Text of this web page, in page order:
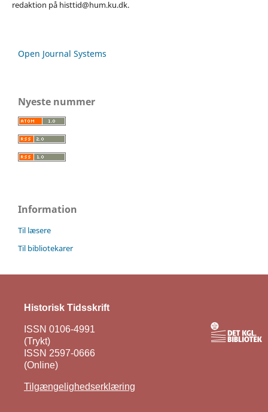
redaktion på histtid@hum.ku.dk.
Open Journal Systems
Nyeste nummer
Information
Til læsere
Til bibliotekarer
Historisk Tidsskrift
ISSN 0106-4991
(Trykt)
ISSN 2597-0666
(Online)
Tilgængelighedserklæring